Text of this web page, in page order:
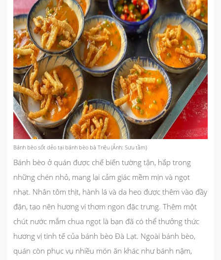
Bánh bèo sốt dẻo tại bánh bèo bà Triệu (Ảnh: Sưu tầm)
Bánh bèo ở quán được chế biến tường tận, hấp trong
những chén nhỏ, mang lại cảm giác mềm mịn và ngọt
nhạt. Nhân tôm thịt, hành lá và da heo được thêm vào đầy
đặn, tạo nên hương vị thơm ngon đặc trưng. Thêm một
chút nước mắm chua ngọt là bạn đã có thể thưởng thức
hương vị tinh tế của bánh bèo Đà Lạt. Ngoài bánh bèo,
quán còn phục vụ nhiều món ăn khác như bánh nậm,